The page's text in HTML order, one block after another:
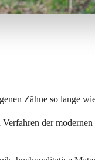
Zähne so lange
Verfahren der